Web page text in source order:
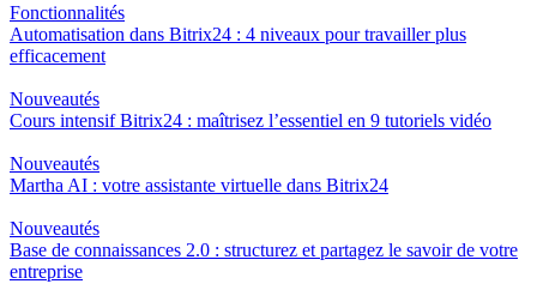
Fonctionnalités
Automatisation dans Bitrix24 : 4 niveaux pour travailler plus
efficacement
Nouveautés
Cours intensif Bitrix24 : maîtrisez l’essentiel en 9 tutoriels vidéo
Nouveautés
Martha AI : votre assistante virtuelle dans Bitrix24
Nouveautés
Base de connaissances 2.0 : structurez et partagez le savoir de votre
entreprise